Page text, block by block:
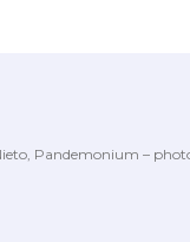
Pandemonium –